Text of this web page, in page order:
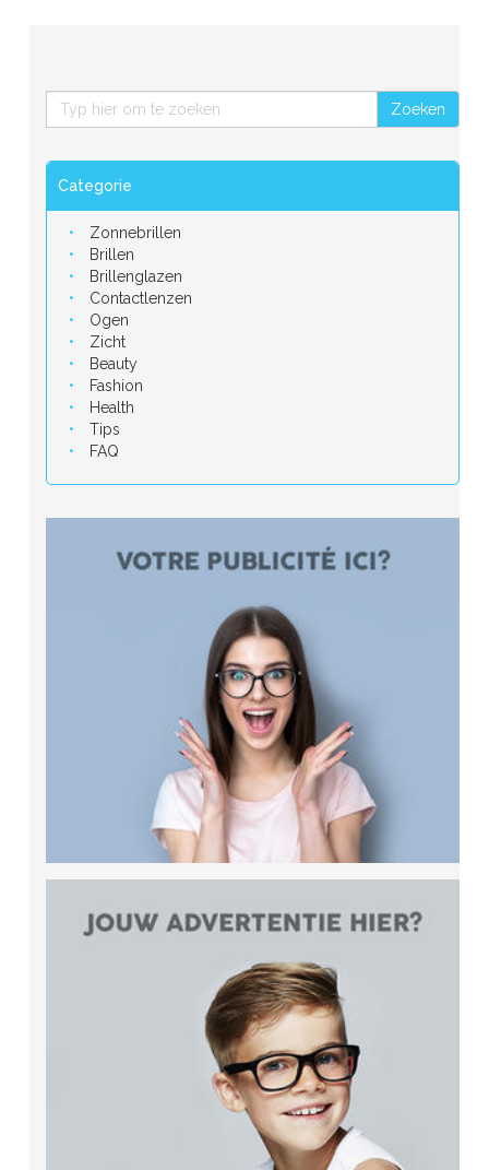
Zoeken
Categorie
Zonnebrillen
Brillen
Brillenglazen
Contactlenzen
Ogen
Zicht
Beauty
Fashion
Health
Tips
FAQ